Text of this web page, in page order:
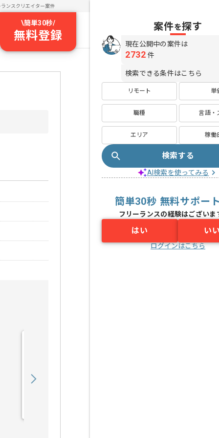
ランスクリエイター案件
\簡単30秒/
無料登録
案件を探す
現在公開中の案件は
2732 件
検索できる条件はこちら
リモート 単
職種 言語・
エリア 稼働
検索する
AI検索を使ってみる
簡単30秒 無料サポー
フリーランスの経験はございま
はい い
ログインはこちら